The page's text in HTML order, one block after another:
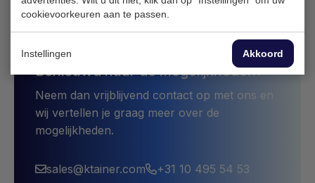
Benieuwd naar de mogelijkheden?
Neem dan vrijblijvend contact op met ons en
wij vertellen je graag meer over de
mogelijkheden.
sales@ktainer.com +31 10 495 54 53
cookievoorkeuren aan te passen.
Instellingen Akkoord